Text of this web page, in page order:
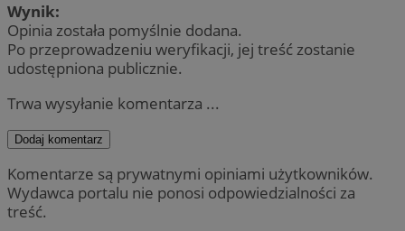
Wynik:
Opinia została pomyślnie dodana.
Po przeprowadzeniu weryfikacji, jej treść zostanie
udostępniona publicznie.
Trwa wysyłanie komentarza ...
Dodaj komentarz
Komentarze są prywatnymi opiniami użytkowników.
Wydawca portalu nie ponosi odpowiedzialności za
treść.